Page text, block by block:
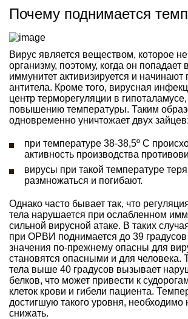
Почему поднимается
Вирус является веществом, которое
организму, поэтому, когда он попадает
иммунитет активизируется и начинают
антитела. Кроме того, вирусная
центр терморегуляции в
повышению температуры. Таким
одновременно уничтожает двух зайцев:
при температуре 38-38,5º C
активность производства
вирусы при такой температуре
размножаться и погибают.
Однако часто бывает так, что
тела нарушается при ослабленном
сильной вирусной атаке. В таких
при ОРВИ поднимается до 39
значения по-прежнему опасны для
становятся опасными и для человека.
тела выше 40 градусов вызывает
белков, что может привести к
клеток крови и гибели пациента.
достигшую такого уровня,
снижать.